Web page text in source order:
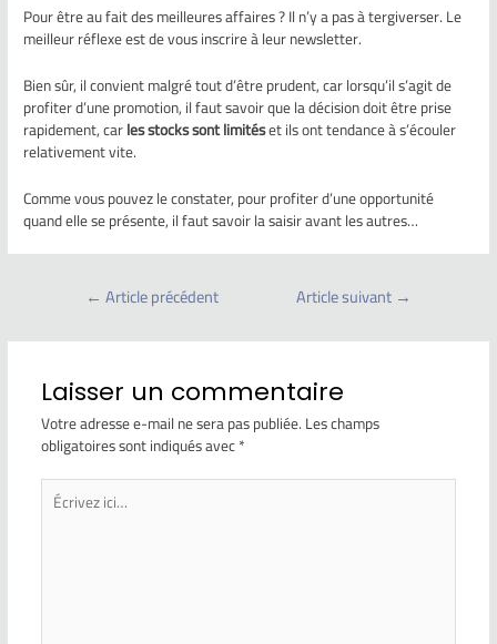
Pour être au fait des meilleures affaires ? Il n’y a pas à tergiverser. Le
meilleur réflexe est de vous inscrire à leur newsletter.
Bien sûr, il convient malgré tout d’être prudent, car lorsqu’il s’agit de
profiter d’une promotion, il faut savoir que la décision doit être prise
rapidement, carles stocks sont limitéset ils ont tendance à s’écouler
relativement vite.
Comme vous pouvez le constater, pour profiter d’une opportunité
quand elle se présente, il faut savoir la saisir avant les autres…
← Article précédent Article suivant →
Laisser un commentaire
Votre adresse e-mail ne sera pas publiée.Les champs
obligatoires sont indiqués avec*